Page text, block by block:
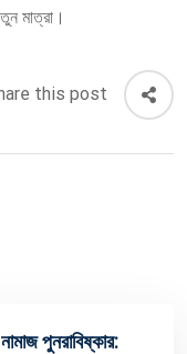
মাত্রা।
this post
নামাজ পুনরাবিষ্কার: